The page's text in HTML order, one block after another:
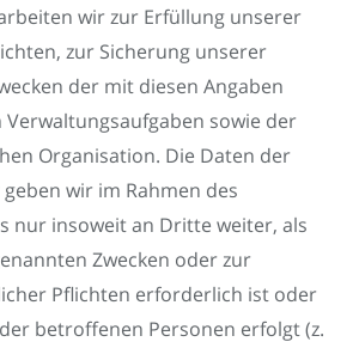
wir zur Erfüllung unserer
zur Sicherung unserer
der mit diesen Angaben
sowie der
Organisation. Die Daten der
wir im Rahmen des
nur insoweit an Dritte weiter, als
Zwecken oder zur
Pflichten erforderlich ist oder
betroffenen Personen erfolgt (z.